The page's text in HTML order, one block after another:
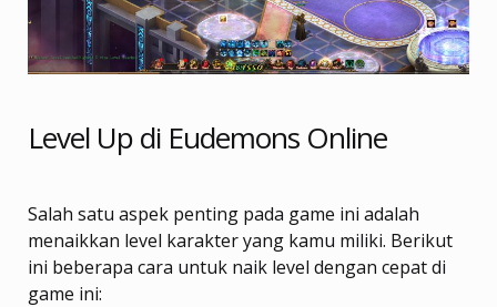
Level Up di Eudemons Online
Salah satu aspek penting pada game ini adalah
menaikkan level karakter yang kamu miliki. Berikut
ini beberapa cara untuk naik level dengan cepat di
game ini: